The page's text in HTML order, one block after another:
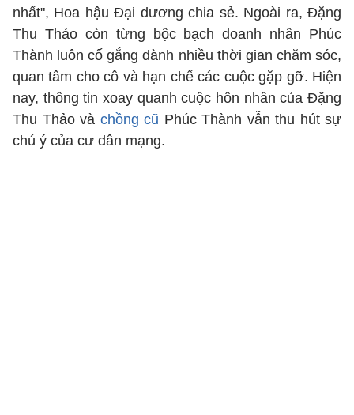
nhất", Hoa hậu Đại dương chia sẻ. Ngoài ra, Đặng
Thu Thảo còn từng bộc bạch doanh nhân Phúc
Thành luôn cố gắng dành nhiều thời gian chăm sóc,
quan tâm cho cô và hạn chế các cuộc gặp gỡ. Hiện
nay, thông tin xoay quanh cuộc hôn nhân của Đặng
Thu Thảo và chồng cũ Phúc Thành vẫn thu hút sự
chú ý của cư dân mạng.